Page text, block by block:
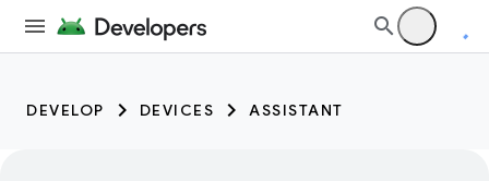
DEVELOP DEVICES ASSISTANT